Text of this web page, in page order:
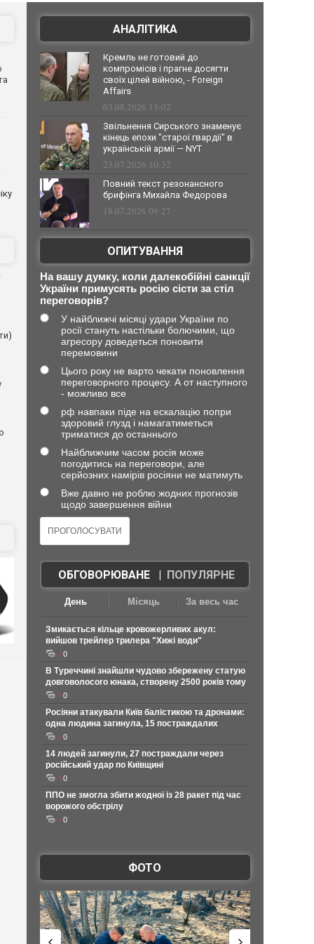
АНАЛІТИКА
Кремль не готовий до
компромісів і прагне досягти
своїх цілей війною, - Foreign
Affairs
03.08.2026 13:02
Звільнення Сирського знаменує
кінець епохи "старої гвардії" в
українській армії — NYT
23.07.2026 10:32
Повний текст резонансного
брифінга Михайла Федорова
18.07.2026 09:27
ОПИТУВАННЯ
На вашу думку, коли далекобійні санкції
України примусять росію сісти за стіл
переговорів?
У найближчі місяці удари України по
росії стануть настільки болючими, що
агресору доведеться поновити
перемовини
Цього року не варто чекати поновлення
переговорного процесу. А от наступного
- можливо все
рф навпаки піде на ескалацію попри
здоровий глузд і намагатиметься
триматися до останнього
Найближчим часом росія може
погодитись на переговори, але
серйозних намірів росіяни не матимуть
Вже давно не роблю жодних прогнозів
щодо завершення війни
ОБГОВОРЮВАНЕ| ПОПУЛЯРНЕ
День Місяць За весь час
Змикається кільце кровожерливих акул:
вийшов трейлер трилера "Хижі води"
0
В Туреччині знайшли чудово збережену статую
довговолосого юнака, створену 2500 років тому
0
Росіяни атакували Київ балістикою та дронами:
одна людина загинула, 15 постраждалих
0
14 людей загинули, 27 постраждали через
російський удар по Київщині
0
ППО не змогла збити жодної із 28 ракет під час
ворожого обстрілу
0
ФОТО